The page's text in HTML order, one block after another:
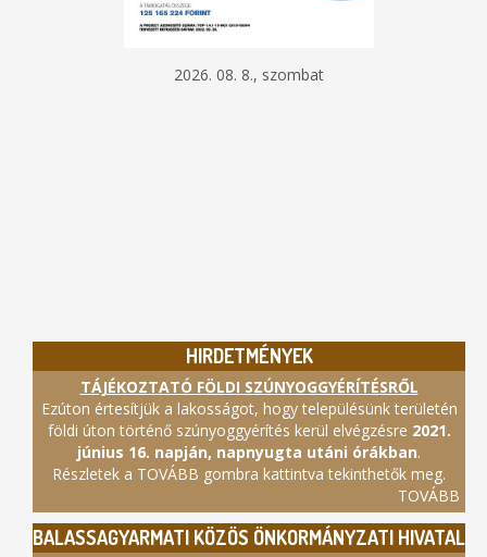
2026. 08. 8., szombat
HIRDETMÉNYEK
TÁJÉKOZTATÓ FÖLDI SZÚNYOGGYÉRÍTÉSRŐL
Ezúton értesítjük a lakosságot, hogy településünk területén
földi úton történő szúnyoggyérítés kerül elvégzésre 2021.
június 16. napján, napnyugta utáni órákban.
Részletek a TOVÁBB gombra kattintva tekinthetők meg.
TOVÁBB
BALASSAGYARMATI KÖZÖS ÖNKORMÁNYZATI HIVATAL